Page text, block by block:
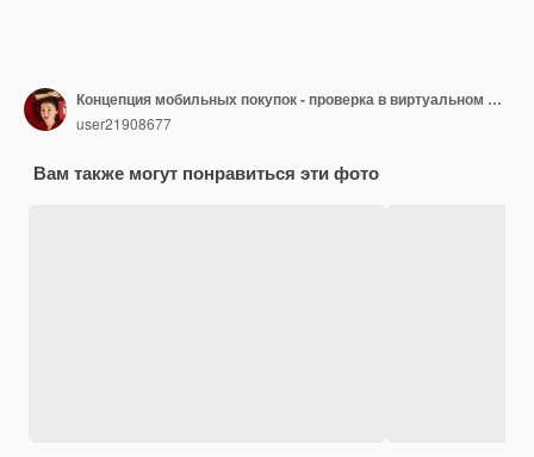
Концепция мобильных покупок - проверка в виртуальном магазине на планшетном ПК
user21908677
Вам также могут понравиться эти фото